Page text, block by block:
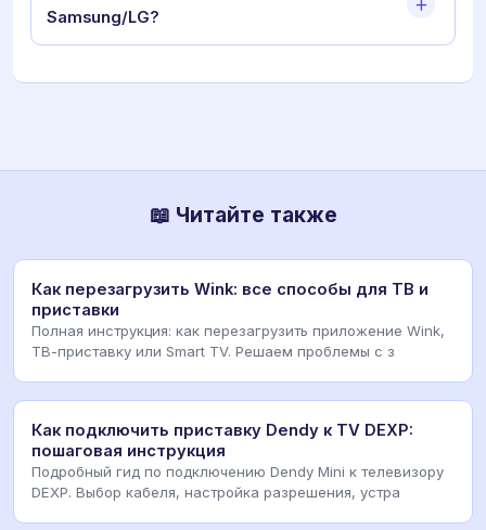
Samsung/LG?
📖 Читайте также
Как перезагрузить Wink: все способы для ТВ и
приставки
Полная инструкция: как перезагрузить приложение Wink,
ТВ-приставку или Smart TV. Решаем проблемы с з
Как подключить приставку Dendy к TV DEXP:
пошаговая инструкция
Подробный гид по подключению Dendy Mini к телевизору
DEXP. Выбор кабеля, настройка разрешения, устра